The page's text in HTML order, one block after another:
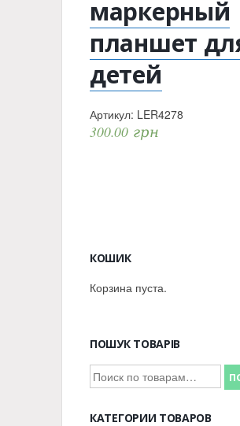
маркерный
планшет
детей
Артикул: LER4278
300.00 грн
КОШИК
Корзина пуста.
ПОШУК ТОВАРІВ
Искать:
КАТЕГОРИИ ТОВАРОВ